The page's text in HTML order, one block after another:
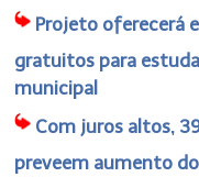
Projeto oferecerá
gratuitos para
municipal
Com juros altos,
preveem aumento